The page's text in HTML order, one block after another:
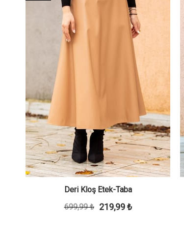
Deri Kloş Etek-Taba
219,99 ₺
699,99 ₺